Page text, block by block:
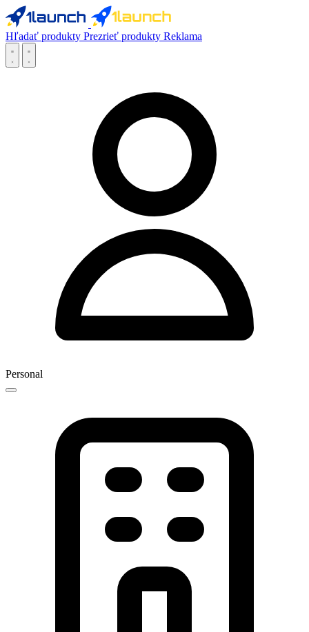
Hľadať produkty Prezrieť produkty Reklama
Personal